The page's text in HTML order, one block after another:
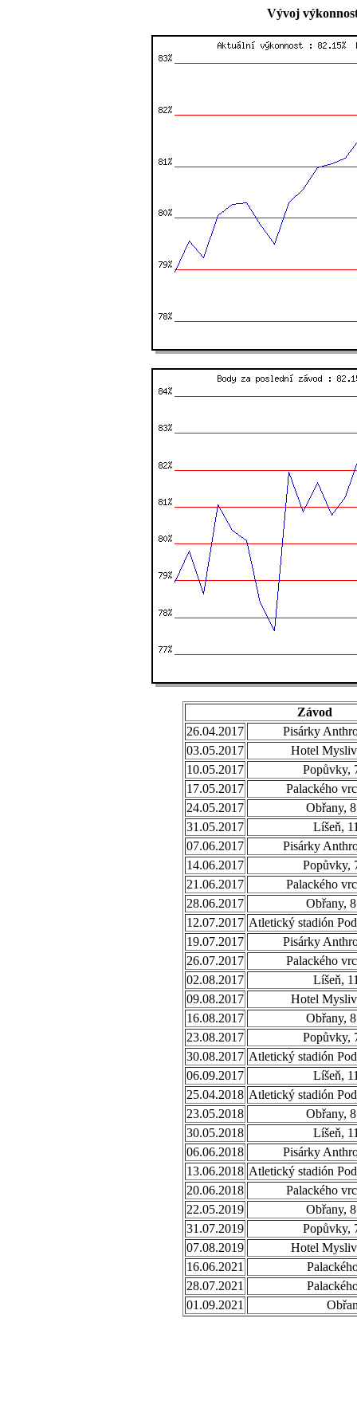
Vývoj
Závod
26.04.2017
Pisárky
03.05.2017
Hotel
10.05.2017
Popůvky,
17.05.2017
Palackého
24.05.2017
Obřany,
31.05.2017
Líšeň,
07.06.2017
Pisárky
14.06.2017
Popůvky,
21.06.2017
Palackého
28.06.2017
Obřany,
12.07.2017 Atletický stadión
19.07.2017
Pisárky
26.07.2017
Palackého
02.08.2017
Líšeň,
09.08.2017
Hotel
16.08.2017
Obřany,
23.08.2017
Popůvky,
30.08.2017 Atletický stadión
06.09.2017
Líšeň,
25.04.2018 Atletický stadión
23.05.2018
Obřany,
30.05.2018
Líšeň,
06.06.2018
Pisárky
13.06.2018 Atletický stadión
20.06.2018
Palackého
22.05.2019
Obřany,
31.07.2019
Popůvky,
07.08.2019
Hotel
16.06.2021
28.07.2021
01.09.2021